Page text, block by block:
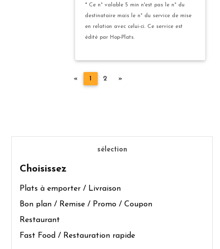
* Ce n° valable 5 min n'est pas le n° du
destinataire mais le n° du service de mise
en relation avec celui-ci. Ce service est
édité par Hop-Plats.
« Précédent
1 2 »
sélection
Choisissez
Plats à emporter / Livraison
Bon plan / Remise / Promo / Coupon
Restaurant
Fast Food / Restauration rapide